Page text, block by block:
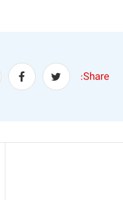
Share: